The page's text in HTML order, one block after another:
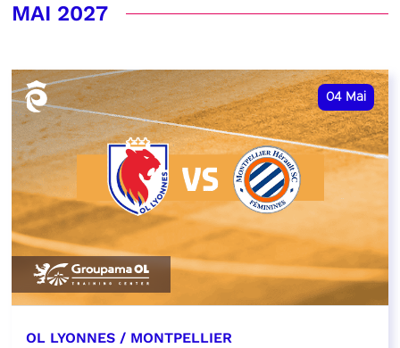
MAI 2027
04 Mai
OL LYONNES / MONTPELLIER